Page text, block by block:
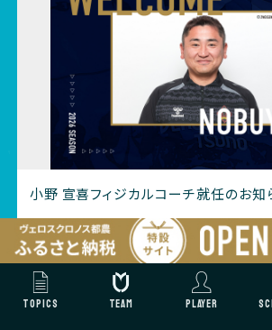
小野 宣喜フィジカルコーチ就任のお知
2026.06.29 選手・スタッフ
NEXT MATCH
TOPICS TEAM PLAYER